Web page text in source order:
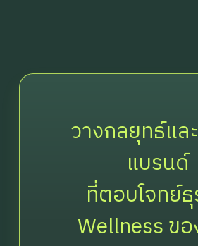
วางกลยุทธ์แล
แบรนด์
ที่ตอบโจทย์
Wellness ข